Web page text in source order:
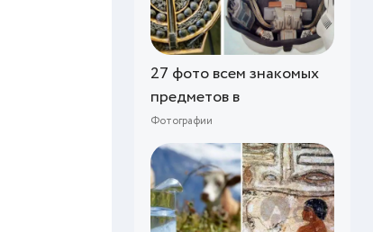
27 фото всем знакомых
предметов в
Фотографии